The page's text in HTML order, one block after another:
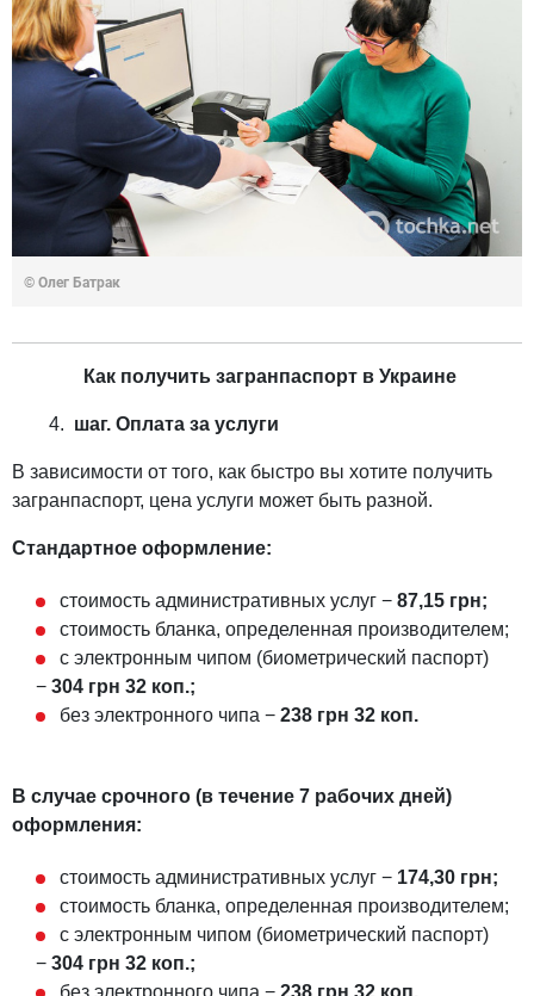
© Олег Батрак
Как получить загранпаспорт в Украине
шаг. Оплата за услуги
В зависимости от того, как быстро вы хотите получить
загранпаспорт, цена услуги может быть разной.
Стандартное оформление:
стоимость административных услуг − 87,15 грн;
стоимость бланка, определенная производителем;
с электронным чипом (биометрический паспорт)
− 304 грн 32 коп.;
без электронного чипа − 238 грн 32 коп.
В случае срочного (в течение 7 рабочих дней)
оформления:
стоимость административных услуг − 174,30 грн;
стоимость бланка, определенная производителем;
с электронным чипом (биометрический паспорт)
− 304 грн 32 коп.;
без электронного чипа − 238 грн 32 коп.